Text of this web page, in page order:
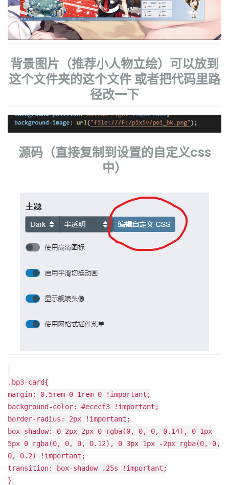
背景图片（推荐小人物立绘）可以放到
这个文件夹的这个文件 或者把代码里路
径改一下
源码（直接复制到设置的自定义css
中）
.bp3-card{
margin: 0.5rem 0 1rem 0 !important;
background-color: #ececf3 !important;
border-radius: 2px !important;
box-shadow: 0 2px 2px 0 rgba(0, 0, 0, 0.14), 0 1px
5px 0 rgba(0, 0, 0, 0.12), 0 3px 1px -2px rgba(0, 0,
0, 0.2) !important;
transition: box-shadow .25s !important;
}